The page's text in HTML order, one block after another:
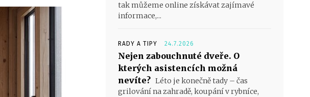
tak můžeme online získávat zajímavé
informace,...
RADY A TIPY 24.7.2026
Nejen zabouchnuté dveře. O
kterých asistencích možná
nevíte? Léto je konečně tady – čas
grilování na zahradě, koupání v rybníce,